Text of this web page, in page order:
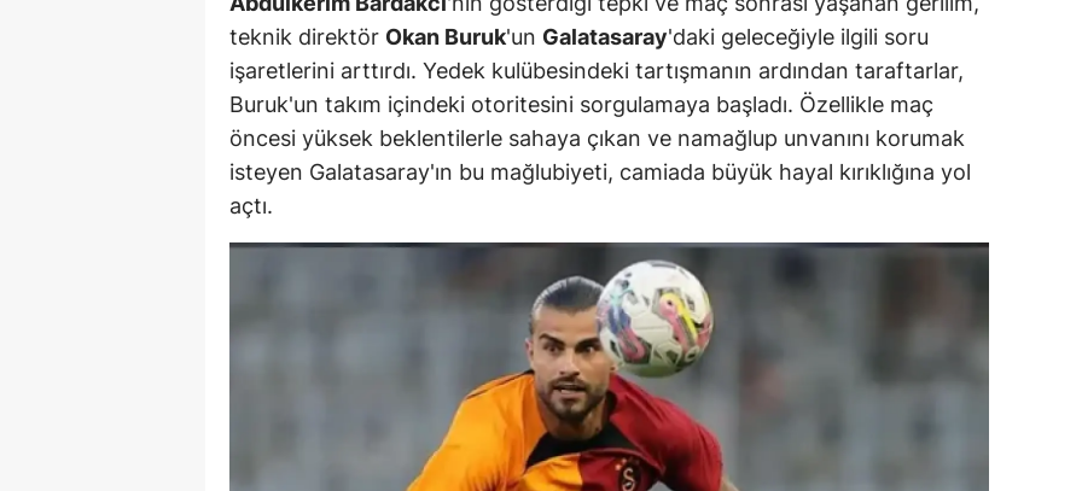
Yozgat
Zonguldak
Aksaray
Bayburt
Karaman
Kırıkkale
Batman
Şırnak
Bartın
teknik direktör Okan Buruk'un Galatasaray'daki geleceğiyle ilgili soru
işaretlerini arttırdı. Yedek kulübesindeki tartışmanın ardından taraftarlar,
Buruk'un takım içindeki otoritesini sorgulamaya başladı. Özellikle maç
öncesi yüksek beklentilerle sahaya çıkan ve namağlup unvanını korumak
isteyen Galatasaray'ın bu mağlubiyeti, camiada büyük hayal kırıklığına yol
açtı.